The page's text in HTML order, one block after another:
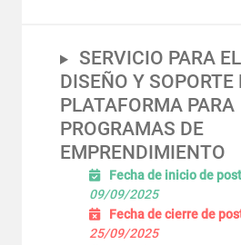
SERVICIO PARA
DISEÑO Y SOPORTE
PLATAFORMA PARA
PROGRAMAS DE
EMPRENDIMIENTO
Fecha de inicio de
09/09/2025
Fecha de cierre de
25/09/2025